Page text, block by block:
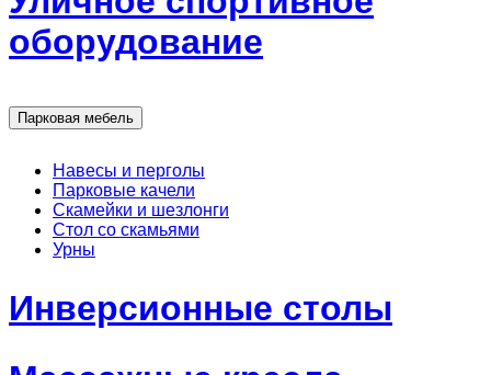
оборудование
Парковая мебель
Навесы и перголы
Парковые качели
Скамейки и шезлонги
Стол со скамьями
Урны
Инверсионные столы